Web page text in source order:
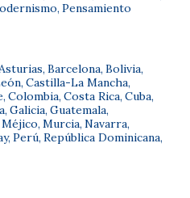
, Pensamiento
, Barcelona, Bolivia,
, Castilla-La Mancha,
, Colombia, Costa Rica, Cuba,
, Galicia, Guatemala,
Méjico, Murcia, Navarra,
, Perú, República Dominicana,